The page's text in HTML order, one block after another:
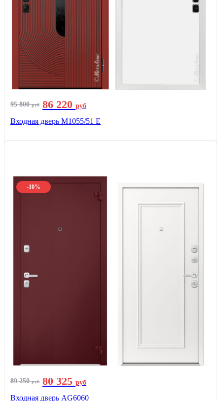
95 800руб 86 220 руб
Входная дверь М1055/51 Е
-10%
89 250руб 80 325 руб
Входная дверь AG6060